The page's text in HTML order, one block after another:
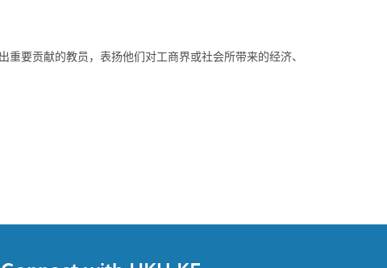
要贡献的教员，表扬他们对工商界或社会所带来的经济、